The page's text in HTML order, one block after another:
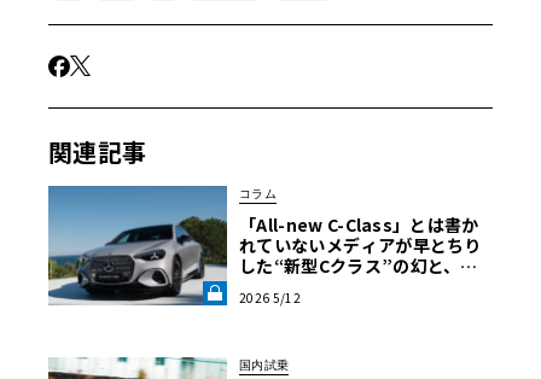
関連記事
コラム
「All-new C-Class」とは書か
れていない――メディアが早とちり
した“新型Cクラス”の幻と、メ
太郎のツベコベイワセテ その
2026 5/12
国内試乗